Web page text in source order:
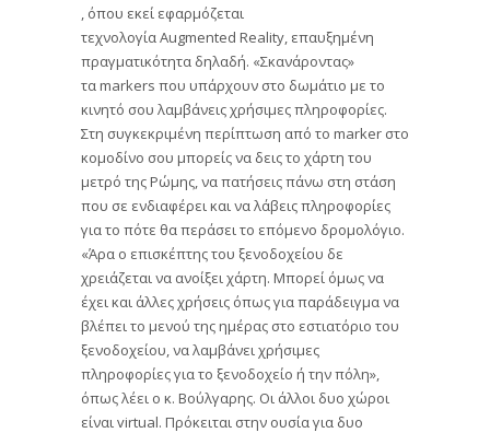
, όπου εκεί εφαρμόζεται
τεχνολογία Augmented Reality, επαυξημένη
πραγματικότητα δηλαδή. «Σκανάροντας»
τα markers που υπάρχουν στο δωμάτιο με το
κινητό σου λαμβάνεις χρήσιμες πληροφορίες.
Στη συγκεκριμένη περίπτωση από το marker στο
κομοδίνο σου μπορείς να δεις το χάρτη του
μετρό της Ρώμης, να πατήσεις πάνω στη στάση
που σε ενδιαφέρει και να λάβεις πληροφορίες
για το πότε θα περάσει το επόμενο δρομολόγιο.
«Άρα ο επισκέπτης του ξενοδοχείου δε
χρειάζεται να ανοίξει χάρτη. Μπορεί όμως να
έχει και άλλες χρήσεις όπως για παράδειγμα να
βλέπει το μενού της ημέρας στο εστιατόριο του
ξενοδοχείου, να λαμβάνει χρήσιμες
πληροφορίες για το ξενοδοχείο ή την πόλη»,
όπως λέει ο κ. Βούλγαρης. Οι άλλοι δυο χώροι
είναι virtual. Πρόκειται στην ουσία για δυο